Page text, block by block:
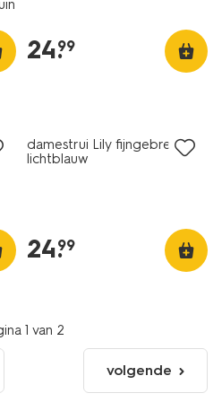
24.
99
damestrui Lily fijngebreid
lichtblauw
24.
99
1 van 2
volgende
pagina
volgende